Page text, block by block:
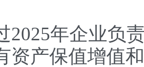
年企业负责
资产保值增值